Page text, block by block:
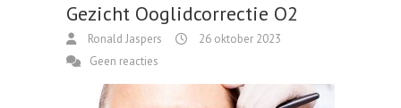
Gezicht Ooglidcorrectie O2
Ronald Jaspers
26 oktober 2023
Geen reacties